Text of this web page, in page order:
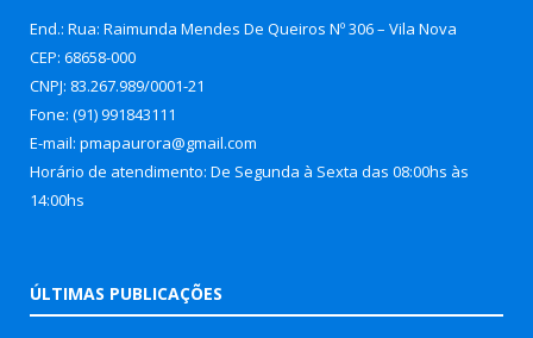
End.: Rua: Raimunda Mendes De Queiros Nº 306 – Vila Nova
CEP: 68658-000
CNPJ: 83.267.989/0001-21
Fone: (91) 991843111
E-mail: pmapaurora@gmail.com
Horário de atendimento: De Segunda à Sexta das 08:00hs às
14:00hs
ÚLTIMAS PUBLICAÇÕES